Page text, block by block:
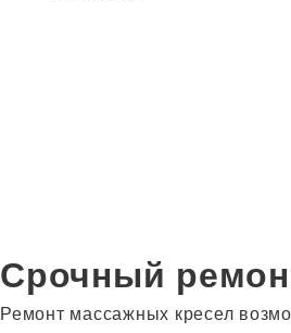
Срочный
Ремонт массажных кресел